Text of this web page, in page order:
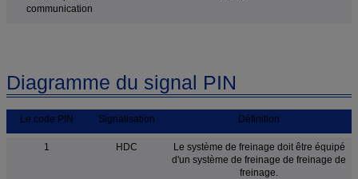
communication
Diagramme du signal PIN
Le code PIN Signalisation Définition
1 HDC
Le système de freinage doit être équipé
d'un système de freinage de freinage de
freinage.